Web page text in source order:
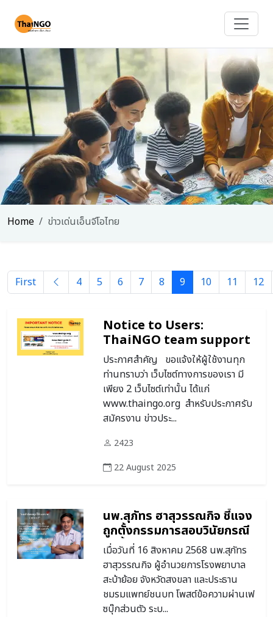
Home ข่าวเด่นเอ็นจีโอไทย
First 4 5 6 7 8 9 10 11 12
Notice to Users:
ThaiNGO team support
only thaingo.org and
thaingo.in.th
ประกาศสำคัญ ขอแจ้งให้ผู้ใช้งานทุก
ท่านทราบว่า เว็บไซต์ทางการของเรา มี
เพียง 2 เว็บไซต์เท่านั้น ได้แก่
www.thaingo.org สำหรับประกาศรับ
สมัครงาน ข่าวประ...
2423
22 August 2025
นพ.สุภัทร ฮาสุวรรณกิจ ชี้แจง
ถูกตั้งกรรมการสอบวินัยกรณี
จัดซื้อ ATK ช่วงโควิด-19
เมื่อวันที่ 16 สิงหาคม 2568 นพ.สุภัทร
ฮาสุวรรณกิจ ผู้อำนวยการโรงพยาบาล
สะบ้าย้อย จังหวัดสงขลา และประธาน
ชมรมแพทย์ชนบท โพสต์ข้อความผ่านเฟ
ซบุ๊กส่วนตัว ระบ...